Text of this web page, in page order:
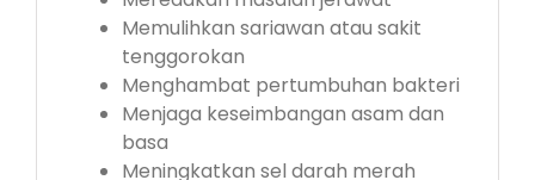
Memulihkan sariawan atau sakit
tenggorokan
Menghambat pertumbuhan bakteri
Menjaga keseimbangan asam dan
basa
Meningkatkan sel darah merah